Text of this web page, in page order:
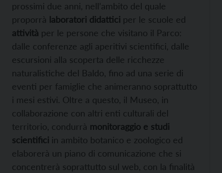
prossimi due anni, nell’ambito del quale
proporrà laboratori didattici per le scuole ed
attività per le persone che visitano il Parco:
dalle conferenze agli aperitivi scientifici, dalle
escursioni alla scoperta delle ricchezze
naturalistiche del Baldo, fino ad una serie di
eventi per famiglie che animeranno soprattutto
i mesi estivi. Oltre a questo, il Museo, in
collaborazione con altri enti culturali del
territorio, condurrà monitoraggio e studi
scientifici in ambito botanico e zoologico ed
elaborerà un piano di comunicazione che si
concentrerà soprattutto sul web, con la finalità